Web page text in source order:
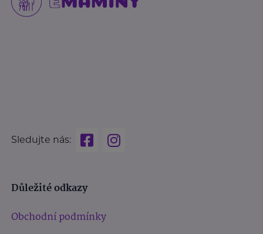
Sledujte nás:
Důležité odkazy
Obchodní podmínky